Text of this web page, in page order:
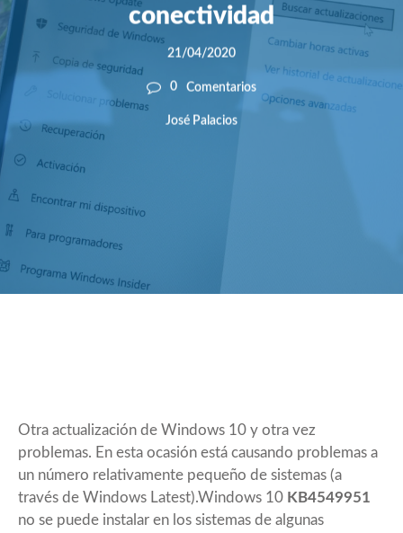
conectividad
21/04/2020
0 Comentarios
José Palacios
Otra actualización de Windows 10 y otra vez
problemas. En esta ocasión está causando problemas a
un número relativamente pequeño de sistemas (a
través de Windows Latest).Windows 10 KB4549951
no se puede instalar en los sistemas de algunas